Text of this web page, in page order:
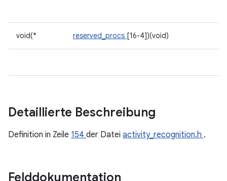
void(* reserved_procs [16-4])(void)
Detaillierte Beschreibung
Definition in Zeile 154 der Datei activity_recognition.h .
Felddokumentation